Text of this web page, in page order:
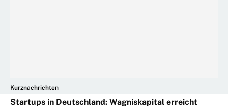
Kurznachrichten
Startups in Deutschland: Wagniskapital erreicht